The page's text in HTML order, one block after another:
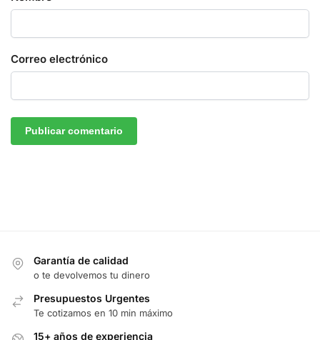
Correo electrónico
Garantía de calidad
o te devolvemos tu dinero
Presupuestos Urgentes
Te cotizamos en 10 min máximo
15+ años de experiencia